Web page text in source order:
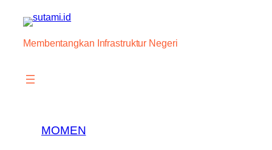
content
Membentangkan Infrastruktur Negeri
MOMEN